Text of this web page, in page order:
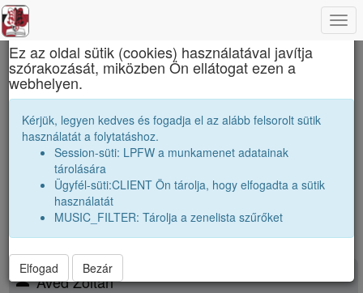
Apáczai Csere János Elméleti Líceum
Osztálytársak
Névsor bővítése új véndiákkal
Véndiákok száma:26
nagyobbak |1966 11A 1966 11B
párhuzamos|1967 11B|1967 11C|
personAvéd Zoltán
×
Ez az oldal sütik (cookies) használatával javítja
szórakozását, miközben Ön ellátogat ezen a
webhelyen.
Kérjük, legyen kedves és fogadja el az alább felsorolt sütik
használatát a folytatáshoz.
Session-süti: LPFW a munkamenet adatainak
tárolására
Ügyfél-süti:CLIENT Ön tárolja, hogy elfogadta a sütik
használatát
MUSIC_FILTER: Tárolja a zenelista szűrőket
Elfogad Bezár